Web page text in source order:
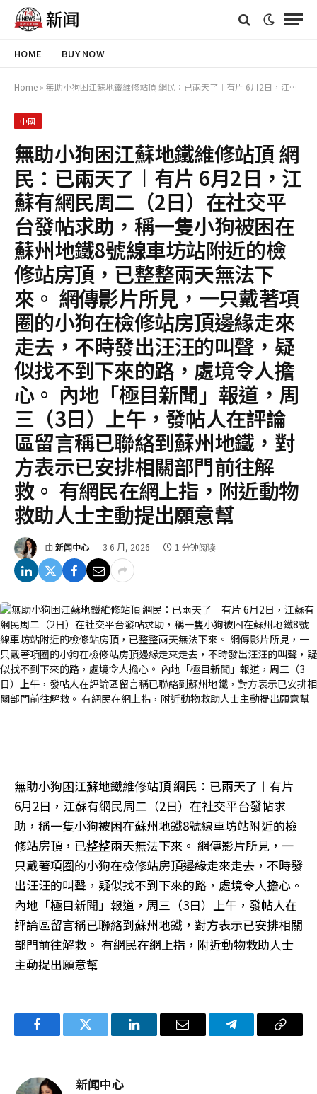
HOME BUY NOW
Home » 無助小狗困江蘇地鐵維修站頂 網民：已兩天了︱有片 6月2日，江蘇有網民周二（2日）在社交平台發帖求助，稱一隻小狗被困在蘇州地鐵8號線車坊站附近的檢修站房頂，已整整兩天無法下來。 網傳影片所見，一只戴著項圈的小狗在檢修站房頂邊緣走來走去，不時發出汪汪的叫聲，疑似找不到下來的路，處境令人擔心。 內地「極目新聞」報道，周三（3日）上午，發帖人在評論區留言稱已聯絡到蘇州地鐵，對方表示已安排相關部門前往解救。 有網民在網上指，附近動物救助人士主動提出願意幫
中國
無助小狗困江蘇地鐵維修站頂 網
民：已兩天了︱有片 6月2日，江
蘇有網民周二（2日）在社交平
台發帖求助，稱一隻小狗被困在
蘇州地鐵8號線車坊站附近的檢
修站房頂，已整整兩天無法下
來。 網傳影片所見，一只戴著項
圈的小狗在檢修站房頂邊緣走來
走去，不時發出汪汪的叫聲，疑
似找不到下來的路，處境令人擔
心。 內地「極目新聞」報道，周
三（3日）上午，發帖人在評論
區留言稱已聯絡到蘇州地鐵，對
方表示已安排相關部門前往解
救。 有網民在網上指，附近動物
救助人士主動提出願意幫
由 新闻中心 3 6 月, 2026 1 分钟阅读
無助小狗困江蘇地鐵維修站頂 網民：已兩天了︱有片
6月2日，江蘇有網民周二（2日）在社交平台發帖求
助，稱一隻小狗被困在蘇州地鐵8號線車坊站附近的檢
修站房頂，已整整兩天無法下來。 網傳影片所見，一
只戴著項圈的小狗在檢修站房頂邊緣走來走去，不時發
出汪汪的叫聲，疑似找不到下來的路，處境令人擔心。
內地「極目新聞」報道，周三（3日）上午，發帖人在
評論區留言稱已聯絡到蘇州地鐵，對方表示已安排相關
部門前往解救。 有網民在網上指，附近動物救助人士
主動提出願意幫
FacebookTwitter LinkedIn电
Telegram复
新闻中心